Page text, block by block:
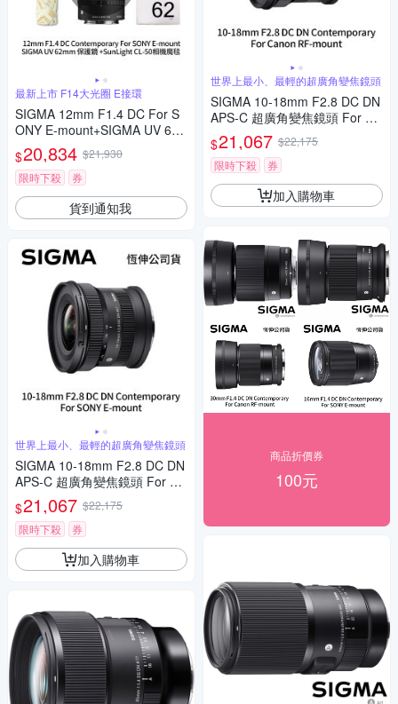
最新上市 F14大光圈 E接環
SIGMA 12mm F1.4 DC For S
ONY E-mount+SIGMA UV 62
mm保護鏡+相機魔毯 (公司貨)
$20,834 $21,930
限時下殺
券
貨到通知我
世界上最小、最輕的超廣角變焦鏡頭
SIGMA 10-18mm F2.8 DC DN
APS-C 超廣角變焦鏡頭 For SO
NY E-mount (公司貨)
$21,067 $22,175
限時下殺
券
加入購物車
世界上最小、最輕的超廣角變焦鏡頭
SIGMA 10-18mm F2.8 DC DN
APS-C 超廣角變焦鏡頭 For Ca
non RF-mount (公司貨)
$21,067 $22,175
限時下殺
券
加入購物車
商品折價券
100元